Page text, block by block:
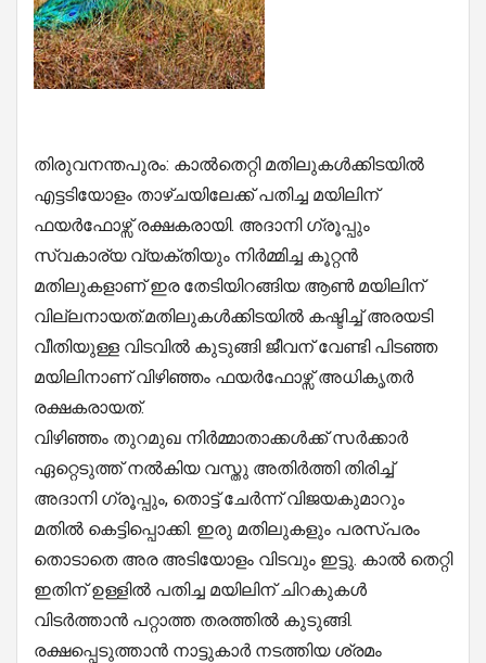
തിരുവനന്തപുരം: കാൽതെറ്റി മതിലുകൾക്കിടയിൽ
എട്ടടിയോളം താഴ്ചയിലേക്ക് പതിച്ച മയിലിന്
ഫയർഫോഴ്സ് രക്ഷകരായി. അദാനി ഗ്രൂപ്പും
സ്വകാര്യ വ്യക്തിയും നിർമ്മിച്ച കൂറ്റൻ
മതിലുകളാണ് ഇര തേടിയിറങ്ങിയ ആൺ മയിലിന്
വില്ലനായത്.മതിലുകൾക്കിടയിൽ കഷ്ടിച്ച് അരയടി
വീതിയുള്ള വിടവിൽ കുടുങ്ങി ജീവന് വേണ്ടി പിടഞ്ഞ
മയിലിനാണ് വിഴിഞ്ഞം ഫയർഫോഴ്സ് അധികൃതർ
രക്ഷകരായത്.
വിഴിഞ്ഞം തുറമുഖ നിർമ്മാതാക്കൾക്ക് സർക്കാർ
ഏറ്റെടുത്ത് നൽകിയ വസ്തു അതിർത്തി തിരിച്ച്
അദാനി ഗ്രൂപ്പും, തൊട്ട് ചേർന്ന് വിജയകുമാറും
മതിൽ കെട്ടിപ്പൊക്കി. ഇരു മതിലുകളും പരസ്പരം
തൊടാതെ അര അടിയോളം വിടവും ഇട്ടു. കാൽ തെറ്റി
ഇതിന് ഉള്ളിൽ പതിച്ച മയിലിന് ചിറകുകൾ
വിടർത്താൻ പറ്റാത്ത തരത്തിൽ കുടുങ്ങി.
രക്ഷപ്പെടുത്താൻ നാട്ടുകാർ നടത്തിയ ശ്രമം